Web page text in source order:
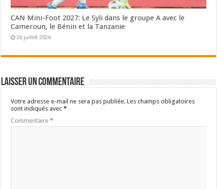
CAN Mini-Foot 2027: Le Syli dans le groupe A avec le
Cameroun, le Bénin et la Tanzanie
26 juillet 2026
Laisser un commentaire
Votre adresse e-mail ne sera pas publiée. Les champs obligatoires
sont indiqués avec*
Commentaire*